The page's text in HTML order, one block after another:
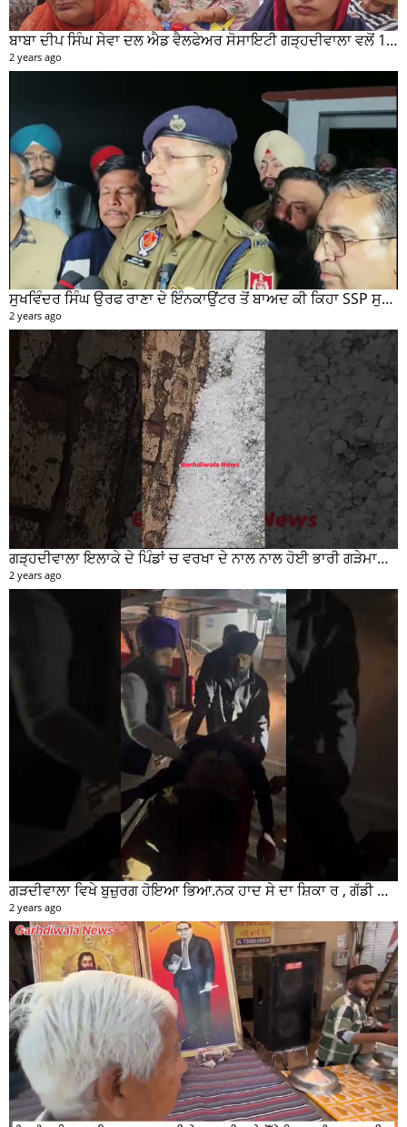
ਬਾਬਾ ਦੀਪ ਸਿੰਘ ਸੇਵਾ ਦਲ ਐਡ ਵੈਲਫੇਅਰ ਸੋਸਾਇਟੀ ਗੜ੍ਹਦੀਵਾਲਾ ਵਲੋਂ 100 ਵਾਂ ਮਹੀਨਾਵਾਰ ਰਾਸ਼ਨ ਵੰਡ ਸਮਾਰੋਹ ਕਰਵਾਇਆ
2 years ago
ਸੁਖਵਿੰਦਰ ਸਿੰਘ ਉਰਫ ਰਾਣਾ ਦੇ ਇੰਨਕਾਉਂਟਰ ਤੋਂ ਬਾਅਦ ਕੀ ਕਿਹਾ SSP ਸੁਰੇਂਦਰ ਲਾਂਬਾ ਤੁਸੀਂ ਵੀ ਸੁਣੋ...
2 years ago
ਗੜ੍ਹਦੀਵਾਲਾ ਇਲਾਕੇ ਦੇ ਪਿੰਡਾਂ ਚ ਵਰਖਾ ਦੇ ਨਾਲ ਨਾਲ ਹੋਈ ਭਾਰੀ ਗੜੇਮਾਰੀ ਦੀਆਂ ਦੇਖੋ ਤਸਵੀਰਾਂ #garhdiwala #snow
2 years ago
ਗੜਦੀਵਾਲਾ ਵਿਖੇ ਬੁਜ਼ੁਰਗ ਹੋਇਆ ਭਿਆ.ਨਕ ਹਾਦ ਸੇ ਦਾ ਸ਼ਿਕਾ ਰ , ਗੱਡੀ ਸਵਾਰ ਮੌਕੇ ਤੋ ਫਰਾਰ
2 years ago